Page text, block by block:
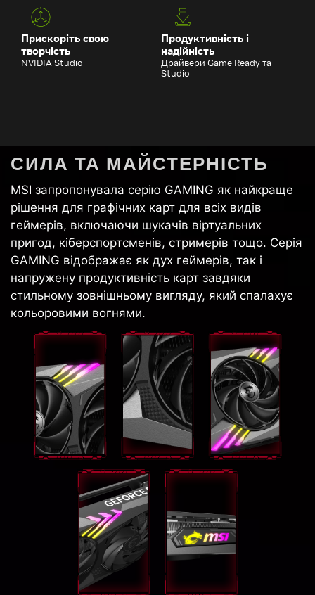
Прискоріть свою
творчість
NVIDIA Studio
Продуктивність і
надійність
Драйвери Game Ready та
Studio
СИЛА ТА МАЙСТЕРНІСТЬ
MSI запропонувала серію GAMING як найкраще
рішення для графічних карт для всіх видів
геймерів, включаючи шукачів віртуальних
пригод, кіберспортсменів, стримерів тощо. Серія
GAMING відображає як дух геймерів, так і
напружену продуктивність карт завдяки
стильному зовнішньому вигляду, який спалахує
кольоровими вогнями.